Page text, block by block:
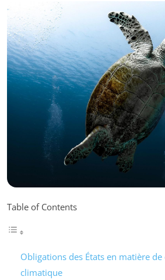
Table of Contents
Obligations des États en matière
climatique